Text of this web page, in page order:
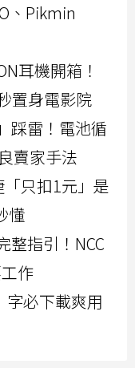
、Pikmin
耳機開箱！
置身電影院
踩雷！電池循
賣家手法
只扣1元」是
懂
整指引！NCC
作
字必下載爽用